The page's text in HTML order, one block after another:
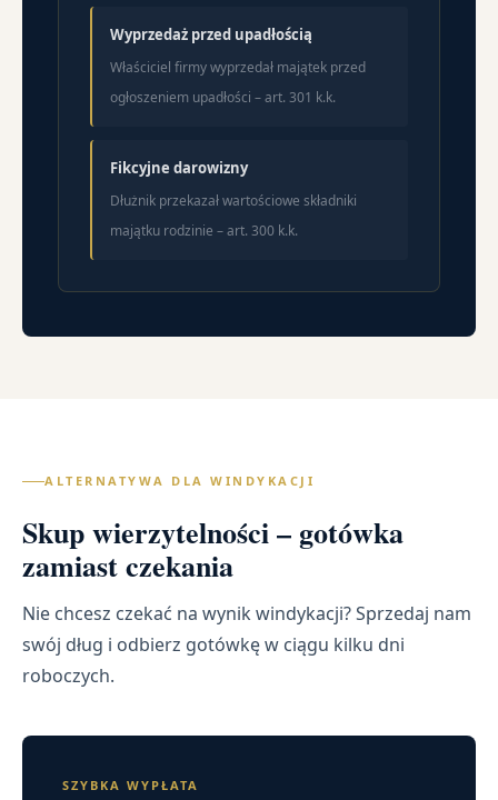
Wyprzedaż przed upadłością
Właściciel firmy wyprzedał majątek przed
ogłoszeniem upadłości – art. 301 k.k.
Fikcyjne darowizny
Dłużnik przekazał wartościowe składniki
majątku rodzinie – art. 300 k.k.
ALTERNATYWA DLA WINDYKACJI
Skup wierzytelności – gotówka
zamiast czekania
Nie chcesz czekać na wynik windykacji? Sprzedaj nam
swój dług i odbierz gotówkę w ciągu kilku dni
roboczych.
SZYBKA WYPŁATA